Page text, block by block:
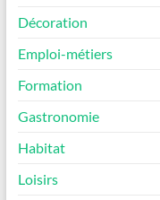
Décoration
Emploi-métiers
Formation
Gastronomie
Habitat
Loisirs